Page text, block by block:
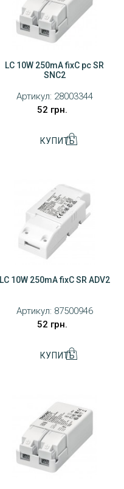
LC 10W 250mA fixC pc SR
SNC2
Артикул: 28003344
52 грн.
LC 10W 250mA fixC SR ADV2
Артикул: 87500946
52 грн.